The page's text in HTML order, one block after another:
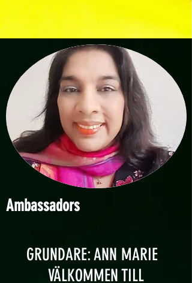
Ambassadors
GRUNDARE: ANN MARIE
VÄLKOMMEN TILL